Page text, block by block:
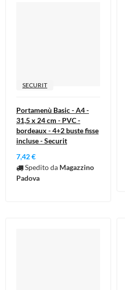
SECURIT
Portamenù Basic - A4 -
31,5 x 24 cm - PVC -
bordeaux - 4+2 buste fisse
incluse - Securit
7,42 €
Spedito da Magazzino
Padova